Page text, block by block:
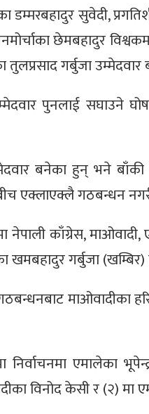
डम्मरबहादुर सुवेदी,
जनमोर्चाका छेमबहादुर
गर्बुजा
पुनलाई सघाउने
बनेका हुन् भने
गठबन्धन नगरी
नेपाली काँग्रेस,
खमबहादुर गर्बुजा
माओवादीका
निर्वाचनमा एमालेका
विनोद केसी र (२) मा